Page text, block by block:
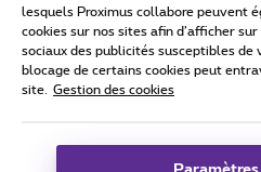
Tous droits réservés. © 2026
Conditions générales, info
Coordonnées de l’entreprise
lesquels Proximus collabore peuvent
cookies sur nos sites afin d’afficher
sociaux des publicités susceptibles
blocage de certains cookies peut
site.
Gestion des cookies